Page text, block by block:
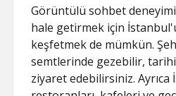
Görüntülü sohbet
hale getirmek için
keşfetmek de mümkün.
semtlerinde gezebilir,
ziyaret edebilirsiniz.